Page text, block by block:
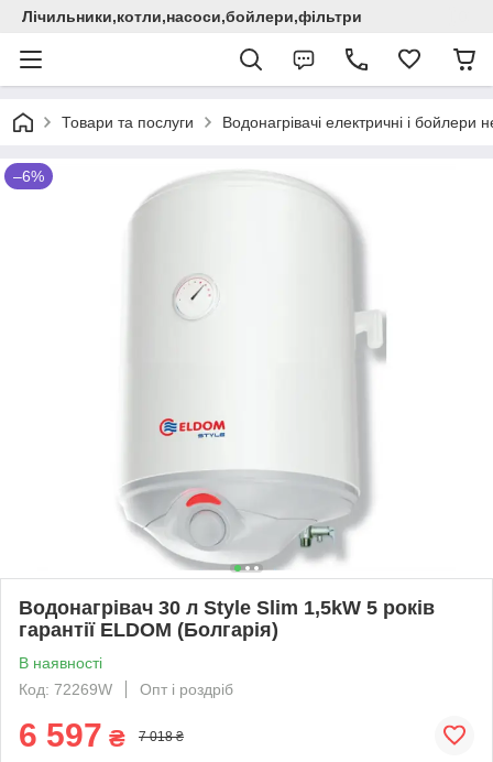
Лічильники,котли,насоси,бойлери,фільтри
Товари та послуги Водонагрівачі електричні i
–6%
Водонагрівач 30 л Style Slim 1,5kW 5 років
гарантії ELDOM (Болгарія)
В наявності
Код: 72269W
Опт і роздріб
6 597 ₴ 7 018 ₴